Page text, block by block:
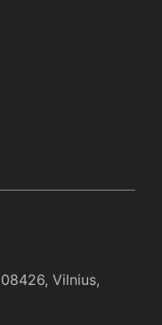
Vilnius,